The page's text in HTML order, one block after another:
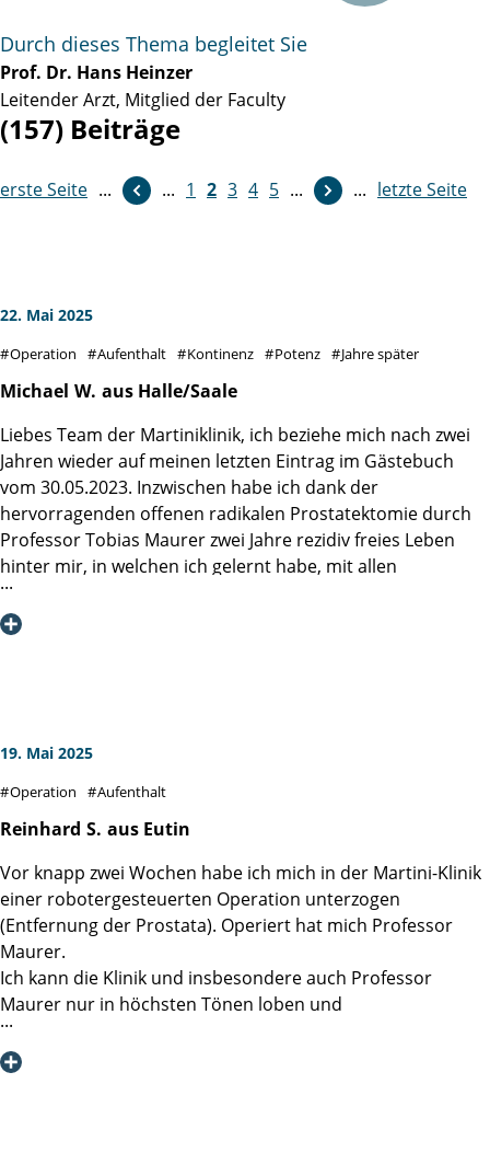
Durch dieses Thema begleitet Sie
Prof. Dr. Hans Heinzer
Leitender Arzt, Mitglied der Faculty
(157) Beiträge
erste Seite ... ... 1 2 3 4 5 ...
weiter ... letzte Seite
22. Mai 2025
Operation Aufenthalt Kontinenz Potenz Jahre später
Michael W. aus Halle/Saale
Liebes Team der Martiniklinik, ich beziehe mich nach zwei
Jahren wieder auf meinen letzten Eintrag im Gästebuch
vom 30.05.2023. Inzwischen habe ich dank der
hervorragenden offenen radikalen Prostatektomie durch
Professor Tobias Maurer zwei Jahre rezidiv freies Leben
hinter mir, in welchen ich gelernt habe, mit allen
postoperativen Widrigkeiten wie lokal begrenztem
Lymphstau, Inkontinenz und Erektionsschwäche in sehr
dies trotz aller Routine Ihrerseits keine
viel Glück und Kraft bei Ihrer beruflichen Tätigkeit und für
die Patienten weiter so tolle Heilungserfolge.
19. Mai 2025
Operation Aufenthalt
Reinhard S. aus Eutin
Vor knapp zwei Wochen habe ich mich in der Martini-Klinik
einer robotergesteuerten Operation unterzogen
(Entfernung der Prostata). Operiert hat mich Professor
Maurer.
Ich kann die Klinik und insbesondere auch Professor
Maurer nur in höchsten Tönen loben und
weiterempfehlen. Zu jedem Zeitpunkt habe ich mich
bestens betreut und informiert gefühlt. So wenig